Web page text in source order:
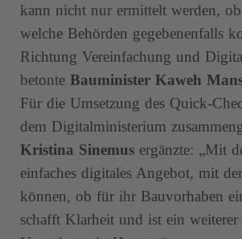
kann nicht nur ermittelt werden,
welche Behörden gegebenenfalls
Richtung Vereinfachung und
betonte Bauminister Kaweh
Für die Umsetzung des Quick-
dem Digitalministerium
Kristina Sinemus ergänzte: „Mit
einfaches digitales Angebot, mit
können, ob für ihr Bauvorhaben
schafft Klarheit und ist ein